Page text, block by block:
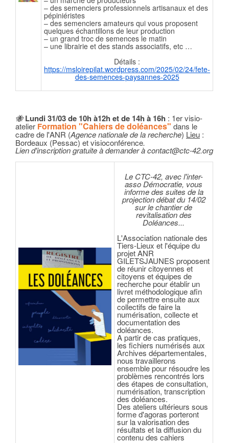
– des semenciers professionnels artisanaux et des
pépiniéristes
– des semenciers amateurs qui vous proposent
quelques échantillons de leur production
– un grand troc de semences le matin
– une librairie et des stands associatifs, etc …
Détails :
https://msloirepilat.wordpress.com/2025/02/24/fete-
des-semences-paysannes-2025
🐝Lundi 31/03 de 10h à12h et de 14h à 16h : 1er visio-
atelier Formation "Cahiers de doléances" dans le
cadre de l'ANR (Agence nationale de la recherche) Lieu :
Bordeaux (Pessac) et visioconférence.
Lien d'inscription gratuite à demander à contact@ctc-42.org
Le CTC-42, avec l'inter-
asso Démocratie, vous
informe des suites de la
projection débat du 14/02
sur le chantier de
revitalisation des
Doléances...
L'Association nationale des
Tiers-Lieux et l'équipe du
projet ANR
GILETSJAUNES proposent
de réunir citoyennes et
citoyens et équipes de
recherche pour établir un
livret méthodologique afin
de permettre ensuite aux
collectifs de faire la
numérisation, collecte et
documentation des
doléances.
A partir de cas pratiques,
les fichiers numérisés aux
Archives départementales,
nous travaillerons
ensemble pour résoudre les
problèmes rencontrés lors
des étapes de consultation,
numérisation, transcription
des doléances.
Des ateliers ultérieurs sous
forme d'agoras porteront
sur la valorisation des
résultats et la diffusion du
contenu des cahiers